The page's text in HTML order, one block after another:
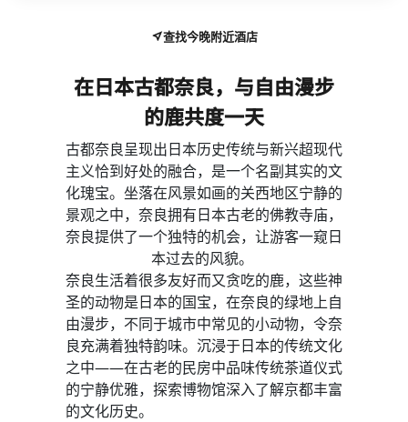
查找今晚附近酒店
在日本古都奈良，与自由漫步
的鹿共度一天​​
​​古都奈良呈现出日本历史传统与新兴超现代
主义恰到好处的融合，是一个名副其实的文
化瑰宝。坐落在风景如画的关西地区宁静的
景观之中，奈良拥有日本古老的佛教寺庙，
奈良提供了一个独特的机会，让游客一窥日
本过去的风貌。​ ​
​​奈良生活着很多友好而又贪吃的鹿，这些神
圣的动物是日本的国宝，在奈良的绿地上自
由漫步，不同于城市中常见的小动物，令奈
良充满着独特韵味。沉浸于日本的传统文化
之中——在古老的民房中品味传统茶道仪式
的宁静优雅，探索博物馆深入了解京都丰富
的文化历史。​